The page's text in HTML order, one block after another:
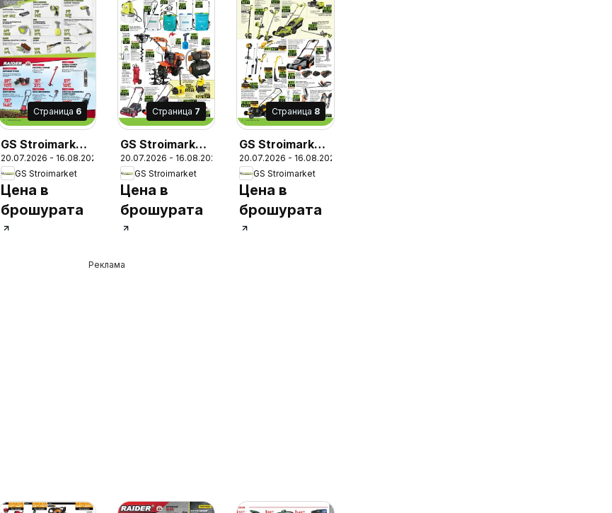
Cтраница 6
GS Stroimarket
брошура -
Летни
предложения
20.07.2026 - 16.08.2026
GS Stroimarket
Цена в
брошурата
Cтраница 7
GS Stroimarket
брошура -
Летни
предложения
20.07.2026 - 16.08.2026
GS Stroimarket
Цена в
брошурата
Cтраница 8
GS Stroimarket
брошура -
Летни
предложения
20.07.2026 - 16.08.2026
GS Stroimarket
Цена в
брошурата
Реклама